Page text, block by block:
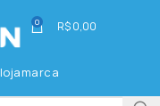
0 R$0,00
lojamarca